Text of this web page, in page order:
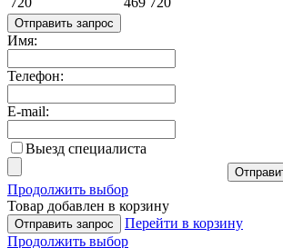
Отправить запрос
Имя:
Телефон:
E-mail:
Выезд специалиста
Продолжить выбор
Товар добавлен в корзину
Отправить запрос
Перейти в корзину
Продолжить выбор